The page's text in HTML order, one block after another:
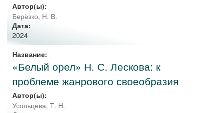
Автор(ы):
Берёзко, Н. В.
Дата:
2024
Название:
«Белый орел» Н. С. Лескова: к
проблеме жанрового своеобразия
Автор(ы):
Усольцева, Т. Н.